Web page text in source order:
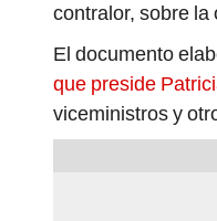
contralor, sobre la
El documento
que preside
viceministros y